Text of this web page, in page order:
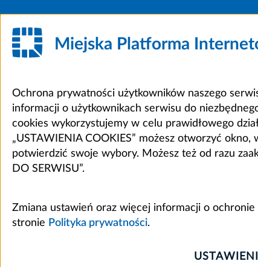
Miejska Platforma
Ochrona prywatności użytkowników naszego
informacji o użytkownikach serwisu do
cookies wykorzystujemy w celu prawidłowego
„USTAWIENIA COOKIES” możesz otworzyć
potwierdzić swoje wybory. Możesz też od razu
DO SERWISU”.
Zmiana ustawień oraz więcej informacji o
stronie Polityka prywatności.